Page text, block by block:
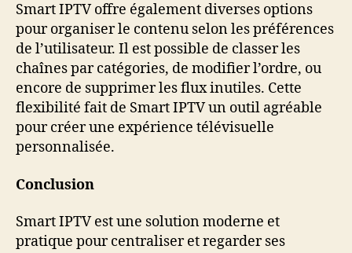
Smart IPTV offre également diverses options
pour organiser le contenu selon les préférences
de l’utilisateur. Il est possible de classer les
chaînes par catégories, de modifier l’ordre, ou
encore de supprimer les flux inutiles. Cette
flexibilité fait de Smart IPTV un outil agréable
pour créer une expérience télévisuelle
personnalisée.
Conclusion
Smart IPTV est une solution moderne et
pratique pour centraliser et regarder ses